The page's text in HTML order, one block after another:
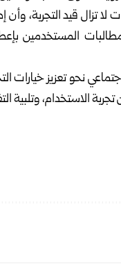
قيد التجربة، وأن
المستخدمين
نحو تعزيز
الاستخدام، وتلبية